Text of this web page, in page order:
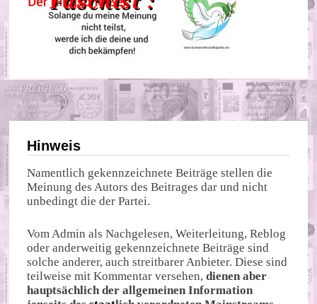
Hinweis
Namentlich gekennzeichnete Beiträge stellen die
Meinung des Autors des Beitrages dar und nicht
unbedingt die der Partei.
Vom Admin als Nachgelesen, Weiterleitung, Reblog
oder anderweitig gekennzeichnete Beiträge sind
solche anderer, auch streitbarer Anbieter. Diese sind
teilweise mit Kommentar versehen,dienen aber
hauptsächlich der allgemeinen Information